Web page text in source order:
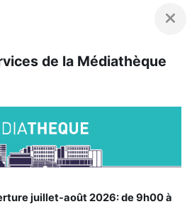
de la Médiathèque
juillet-août 2026: de 9h00 à